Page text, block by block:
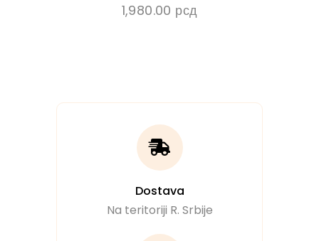
1,980.00 рсд
Dostava
Na teritoriji R. Srbije